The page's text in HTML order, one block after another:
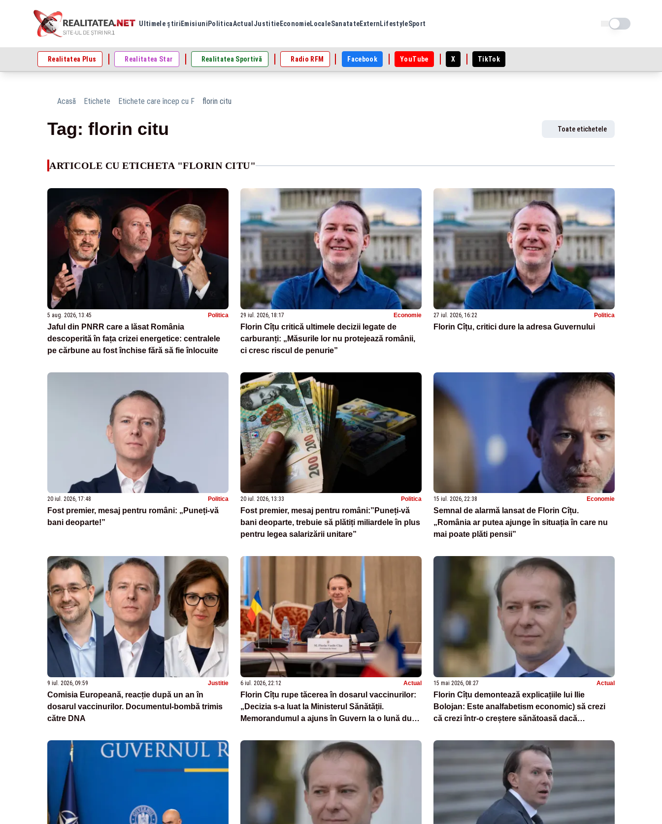
Ultimele știri Emisiuni PoliticaActual Justitie EconomieLocaleSanatateExtern LifestyleSport Schimba tema
Realitatea Plus Realitatea Star Realitatea Sportivă Radio RFM Facebook YouTube X TikTok
Acasă Etichete Etichete care încep cu F florin citu
Tag: florin citu Toate etichetele
ARTICOLE CU ETICHETA "FLORIN CITU"
5 aug. 2026, 13:45 Politica
Jaful din PNRR care a lăsat România
descoperită în fața crizei energetice: centralele
pe cărbune au fost închise fără să fie înlocuite
29 iul. 2026, 18:17 Economie
Florin Cîțu critică ultimele decizii legate de
carburanți: „Măsurile lor nu protejează românii,
ci cresc riscul de penurie”
27 iul. 2026, 16:22 Politica
Florin Cîțu, critici dure la adresa Guvernului
20 iul. 2026, 17:48 Politica
Fost premier, mesaj pentru români: „Puneți-vă
bani deoparte!”
20 iul. 2026, 13:33 Politica
Fost premier, mesaj pentru români:”Puneți-vă
bani deoparte, trebuie să plătiți miliardele în plus
pentru legea salarizării unitare”
15 iul. 2026, 22:38 Economie
Semnal de alarmă lansat de Florin Cîțu.
„România ar putea ajunge în situația în care nu
mai poate plăti pensii”
9 iul. 2026, 09:59 Justitie
Comisia Europeană, reacție după un an în
dosarul vaccinurilor. Documentul‑bombă trimis
către DNA
6 iul. 2026, 22:12 Actual
Florin Cîțu rupe tăcerea în dosarul vaccinurilor:
„Decizia s-a luat la Ministerul Sănătății.
Memorandumul a ajuns în Guvern la o lună după
15 mai 2026, 08:27 Actual
Florin Cîțu demontează explicațiile lui Ilie
Bolojan: Este analfabetism economic) să crezi
că crezi într-o creștere sănătoasă dacă